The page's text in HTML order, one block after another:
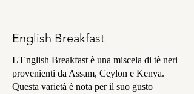
English Breakfast
L'English Breakfast è una miscela di tè neri
provenienti da Assam, Ceylon e Kenya.
Questa varietà è nota per il suo gusto